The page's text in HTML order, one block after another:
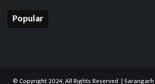
Popular
© Copyright 2024, All Rights Reserved |